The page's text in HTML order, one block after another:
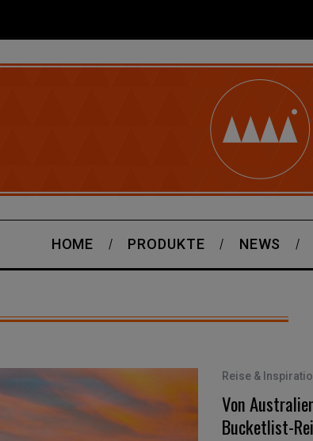
HOME PRODUKTE NEWS
Reise &
Von
Bucketlist-